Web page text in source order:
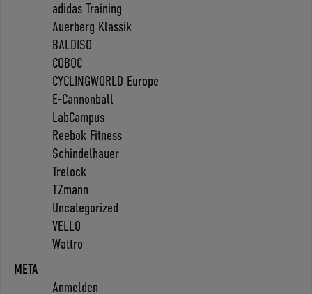
adidas Training
Auerberg Klassik
BALDISO
COBOC
CYCLINGWORLD Europe
E-Cannonball
LabCampus
Reebok Fitness
Schindelhauer
Trelock
TZmann
Uncategorized
VELLO
Wattro
META
Anmelden